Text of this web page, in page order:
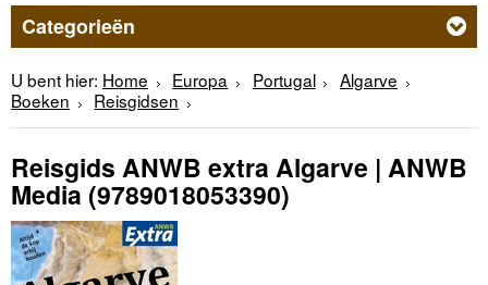
Categorieën
U bent hier: Home Europa Portugal
Algarve
Boeken
Reisgidsen
Reisgids ANWB extra Algarve | ANWB
Media (9789018053390)